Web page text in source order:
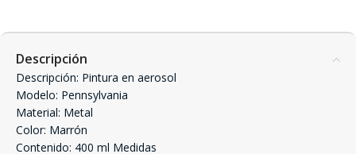
Descripción
Descripción: Pintura en aerosol
Modelo: Pennsylvania
Material: Metal
Color: Marrón
Contenido: 400 ml Medidas